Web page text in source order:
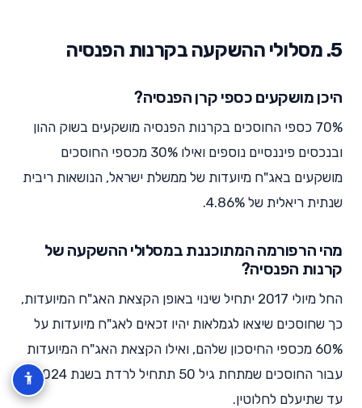
5. מסלולי ההשקעה בקרנות הפנסיה
היכן מושקעים כספי קרן הפנסיה?
70% כספי החוסכים בקרנות הפנסיה מושקעים בשוק ההון
ובנכסים פיננסיים נוספים ואילו 30% מכספי החוסכים
מושקעים באג"ח מיועדות של ממשלת ישראל, הנושאות ריבית
שנתית ריאלית של 4.86%.
מהי הרפורמה המתוכננת במסלולי ההשקעה של
קרנות הפנסיה?
החל מיולי 2017 יתחיל שינוי באופן הקצאת האג"ח המיועדות,
כך שחוסכים שיצאו לגמלאות יהיו זכאים לאג"ח מיועדות על
60% מכספי החיסכון שלהם, ואילו הקצאת האג"ח המיועדות
עבור החוסכים שמתחת גיל 50 תתחיל לרדת בשנת 2024
עד שתיעלם לחלוטין.